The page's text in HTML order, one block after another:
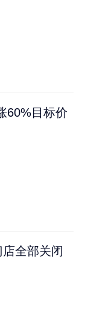
60%目标价
全部关闭